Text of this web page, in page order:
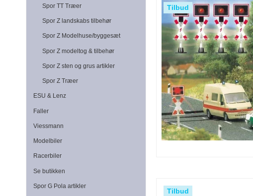
Spor TT Træer
Spor Z landskabs tilbehør
Spor Z Modelhuse/byggesæt
Spor Z modeltog & tilbehør
Spor Z sten og grus artikler
Spor Z Træer
ESU & Lenz
Faller
Viessmann
Modelbiler
Racerbiler
Se butikken
Spor G Pola artikler
Tilbud
Tilbud